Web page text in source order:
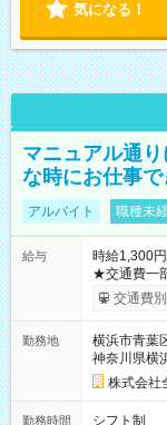
気になる！
マニュアル通
な時にお仕事
アルバイト 職種未
給与
時給1,300
★交通費一部支給 時給1,300円～ ※試験
※勤務回数
り！】 希
例】 ・河合
×8時間＝日
円の場合あ
円（役割手当
間】試用期
交通費
勤務地
横浜市青葉
神奈川県横
株式会社
勤務時間
シフト制